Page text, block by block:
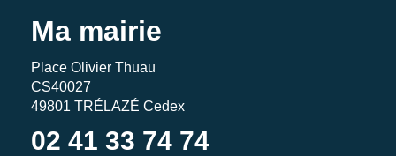
Ma mairie
Place Olivier Thuau
CS40027
49801 TRÉLAZÉ Cedex
02 41 33 74 74